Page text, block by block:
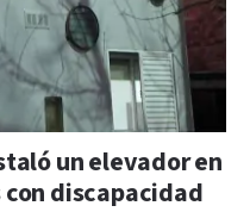
un elevador en
con discapacidad